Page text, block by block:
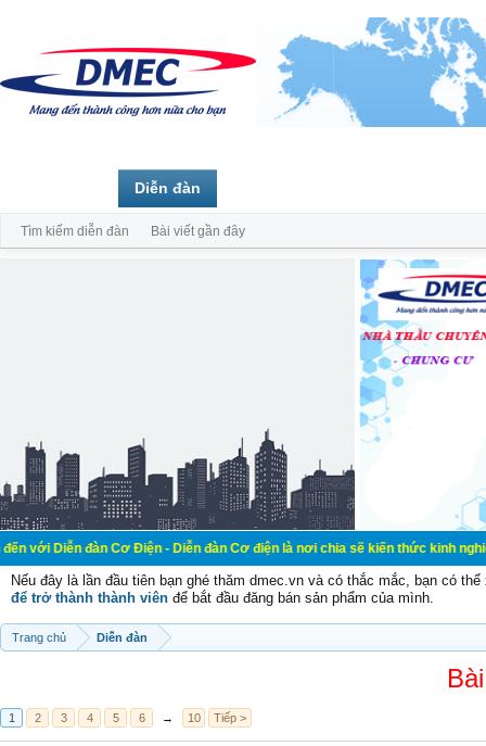
đàn Cơ Điện - Diễn đàn Cơ điện là nơi chia sẽ kiến thức kinh nghiệm
Nếu đây là lần đầu tiên bạn ghé thăm dmec.vn và có thắc mắc, bạn có
để trở thành thành viên để bắt đầu đăng bán sản phẩm của mình.
Trang chủ Diễn đàn
1 2 3 4 5 6 → 10 Tiếp >
Diễn đàn
Tìm kiếm diễn đàn Bài viết gần đây